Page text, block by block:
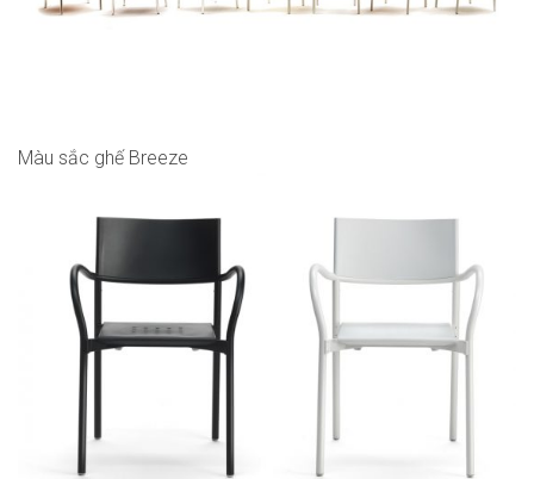
Màu sắc ghế Breeze